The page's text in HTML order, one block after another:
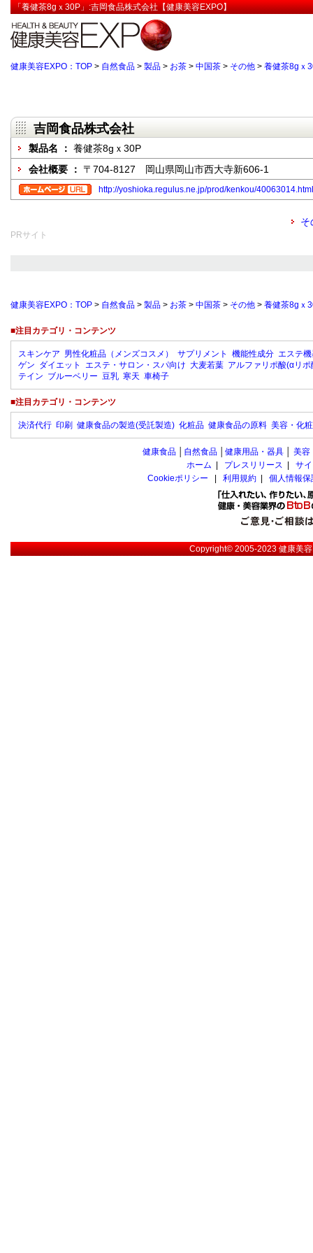
「養健茶8gｘ30P」:吉岡食品株式会社【健康美容EXPO】
健康美容EXPO：TOP > 自然食品 > 製品 > お茶 > 中国茶 > その他 > 養健茶8gｘ
吉岡食品株式会社
製品名 ： 養健茶8gｘ30P
会社概要 ： 〒704-8127 岡山県岡山市西大寺新606-1
http://yoshioka.regulus.ne.jp/prod/kenkou/40063014.html
そ
PRサイト
健康美容EXPO：TOP > 自然食品 > 製品 > お茶 > 中国茶 > その他 > 養健茶8gｘ
■注目カテゴリ・コンテンツ
スキンケア 男性化粧品（メンズコスメ） サプリメント 機能性成分 エステ
ゲン ダイエット エステ・サロン・スパ向け 大麦若葉 アルファリポ酸(αリポ
テイン ブルーベリー 豆乳 寒天 車椅子
■注目カテゴリ・コンテンツ
決済代行 印刷 健康食品の製造(受託製造) 化粧品 健康食品の原料 美容・化
健康食品 自然食品 健康用品・器具 美容
ホーム
プレスリリース
サ
Cookieポリシー
利用規約 個人情報
Copyright© 2005-2023健康美